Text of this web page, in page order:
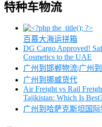
特种车物流
百慕大海运拼箱
DG Cargo Approved!
Cosmetics to the UAE
广州到邯郸物流|广州
广州到挪威货代
Air Freight vs Rail
Tajikistan: Which Is
广州到哈萨克斯坦国